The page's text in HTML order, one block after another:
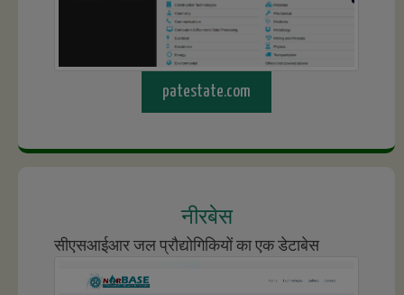
patestate.com
नीरबेस
सीएसआईआर जल प्रौद्योगिकियों का एक डेटाबेस